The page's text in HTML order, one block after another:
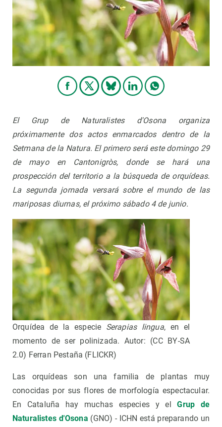
El Grup de Naturalistes d'Osona organiza
próximamente dos actos enmarcados dentro de la
Setmana de la Natura. El primero será este domingo 29
de mayo en Cantonigròs, donde se hará una
prospección del territorio a la búsqueda de orquídeas.
La segunda jornada versará sobre el mundo de las
mariposas diurnas, el próximo sábado 4 de junio.
Orquídea de la especie Serapias lingua, en el
momento de ser polinizada. Autor: (CC BY-SA
2.0) Ferran Pestaña (FLICKR)
Las orquídeas son una familia de plantas muy
conocidas por sus flores de morfología espectacular.
En Cataluña hay muchas especies y elGrup de
Naturalistes d'Osona (GNO) - ICHN está preparando un